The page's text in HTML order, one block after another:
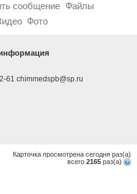
сообщение Файлы
Фото
61 chimmedspb@sp.ru
Карточка просмотрена сегодня раз(a)
всего 2165 раз(a)